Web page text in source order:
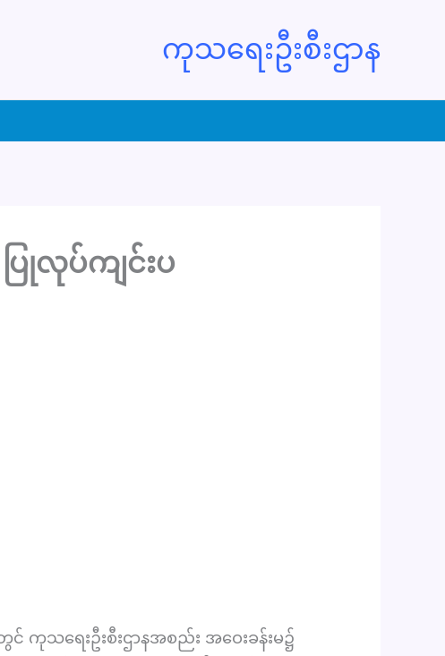
ကုသရေးဦးစီးဌာန
ပြုလုပ်ကျင်းပ
တွင် ကုသရေးဦးစီးဌာနအစည်း အဝေးခန်းမ၌